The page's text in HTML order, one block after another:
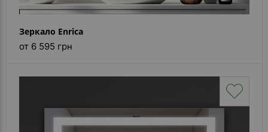
Зеркало Enrica
от 6 595 грн